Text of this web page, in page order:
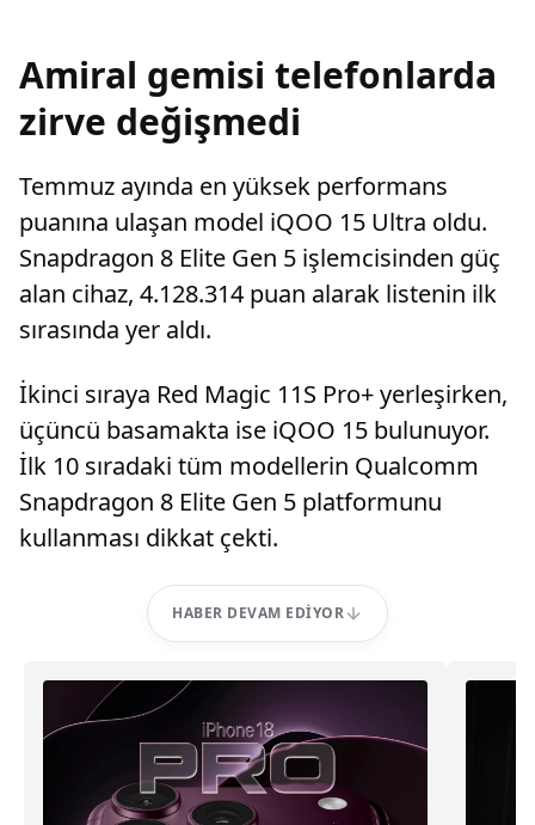
Amiral gemisi telefonlarda
zirve değişmedi
Temmuz ayında en yüksek performans
puanına ulaşan model iQOO 15 Ultra oldu.
Snapdragon 8 Elite Gen 5 işlemcisinden güç
alan cihaz, 4.128.314 puan alarak listenin ilk
sırasında yer aldı.
İkinci sıraya Red Magic 11S Pro+ yerleşirken,
üçüncü basamakta ise iQOO 15 bulunuyor.
İlk 10 sıradaki tüm modellerin Qualcomm
Snapdragon 8 Elite Gen 5 platformunu
kullanması dikkat çekti.
HABER DEVAM EDIYOR